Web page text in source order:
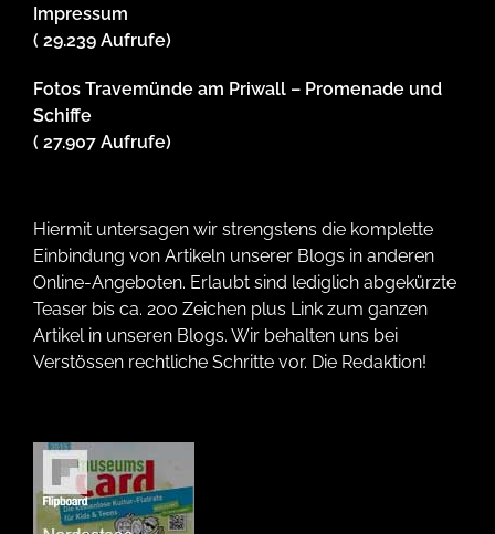
Impressum
( 29.239 Aufrufe)
Fotos Travemünde am Priwall – Promenade und
Schiffe
( 27.907 Aufrufe)
Hiermit untersagen wir strengstens die komplette
Einbindung von Artikeln unserer Blogs in anderen
Online-Angeboten. Erlaubt sind lediglich abgekürzte
Teaser bis ca. 200 Zeichen plus Link zum ganzen
Artikel in unseren Blogs. Wir behalten uns bei
Verstössen rechtliche Schritte vor. Die Redaktion!